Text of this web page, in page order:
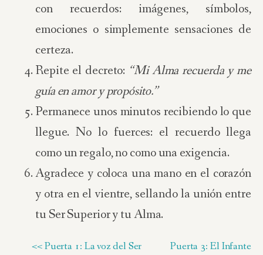
con recuerdos: imágenes, símbolos,
emociones o simplemente sensaciones de
certeza.
Repite el decreto: “Mi Alma recuerda y me
guía en amor y propósito.”
Permanece unos minutos recibiendo lo que
llegue. No lo fuerces: el recuerdo llega
como un regalo, no como una exigencia.
Agradece y coloca una mano en el corazón
y otra en el vientre, sellando la unión entre
tu Ser Superior y tu Alma.
<< Puerta 1: La voz del Ser
Puerta 3: El Infante